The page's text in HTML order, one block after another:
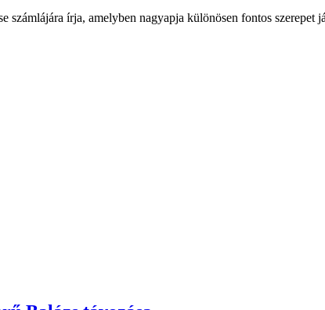
számlájára írja, amelyben nagyapja különösen fontos szerepet